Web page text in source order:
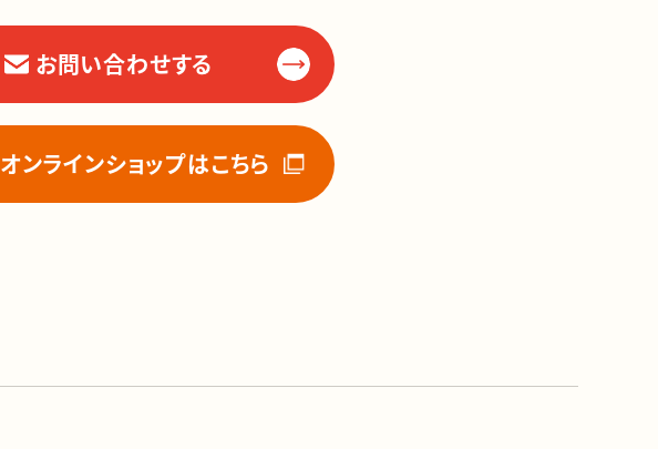
お問い合わせする
オンラインショップはこちら